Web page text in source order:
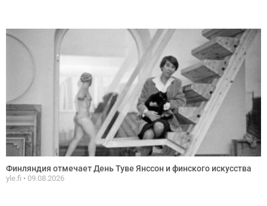
Финляндия отмечает День Туве Янссон и финского искусства
yle.fi 09.08.2026